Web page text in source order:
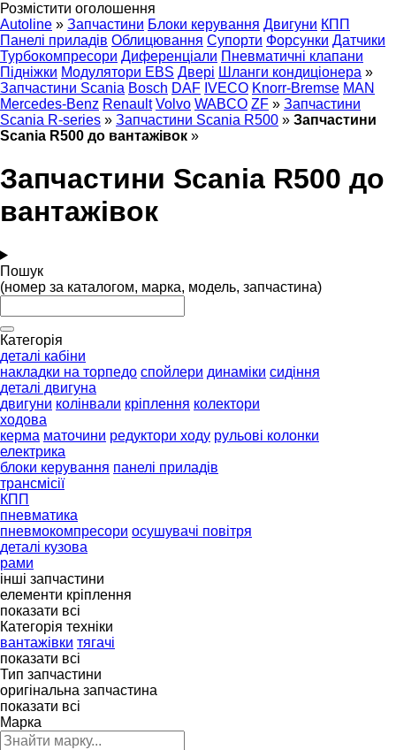
Розмістити оголошення
Autoline » Запчастини Блоки керування Двигуни КПП
Панелі приладів Облицювання Супорти Форсунки Датчики
Турбокомпресори Диференціали Пневматичні клапани
Підніжки Модулятори EBS Двері Шланги кондиціонера »
Запчастини Scania Bosch DAF IVECO Knorr-Bremse MAN
Mercedes-Benz Renault Volvo WABCO ZF » Запчастини
Scania R-series » Запчастини Scania R500 » Запчастини
Scania R500 до вантажівок »
Запчастини Scania R500 до
вантажівок
Пошук
(номер за каталогом, марка, модель, запчастина)
Категорія
деталі кабіни
накладки на торпедо спойлери динаміки сидіння
деталі двигуна
двигуни колінвали кріплення колектори
ходова
керма маточини редуктори ходу рульові колонки
електрика
блоки керування панелі приладів
трансмісії
КПП
пневматика
пневмокомпресори осушувачі повітря
деталі кузова
рами
інші запчастини
елементи кріплення
показати всі
Категорія техніки
вантажівки тягачі
показати всі
Тип запчастини
оригінальна запчастина
показати всі
Марка